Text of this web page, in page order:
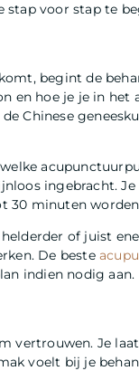
stap voor stap te
begint de
en hoe je je in
Chinese
ingebracht.
30 minuten
of juist
De beste
indien nodig aan.
vertrouwen. Je
voelt bij je